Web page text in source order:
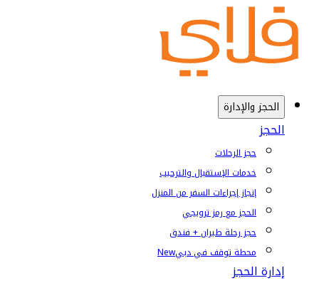
الحجز والإدارة
الحجز
حجز الرحلات
خدمات الإستقبال والترحيب
إنجاز إجراءات السفر من المنزل
الحجز مع رمز ترويجي
حجز رحلة طيران + فندق
محطة توقف في دبيNew
إدارة الحجز